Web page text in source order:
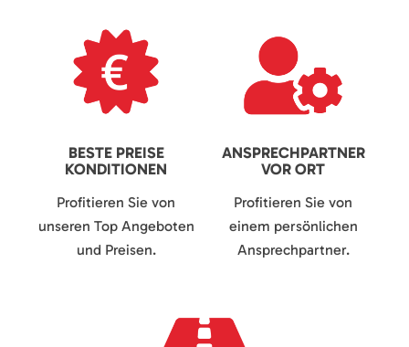
BESTE PREISE
KONDITIONEN
Profitieren Sie von
unseren Top Angeboten
und Preisen.
ANSPRECHPARTNER
VOR ORT
Profitieren Sie von
einem persönlichen
Ansprechpartner.